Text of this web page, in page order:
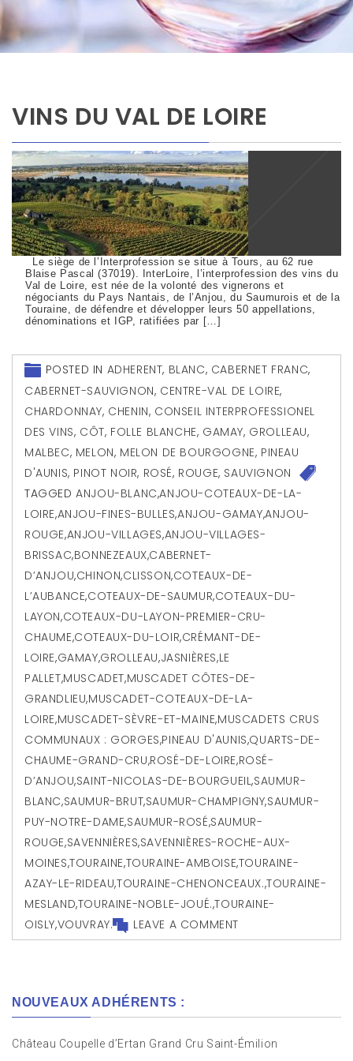
VINS DU VAL DE LOIRE
Le siège de l’Interprofession se situe à Tours, au 62 rue
Blaise Pascal (37019). InterLoire, l’interprofession des vins du
Val de Loire, est née de la volonté des vignerons et
négociants du Pays Nantais, de l’Anjou, du Saumurois et de la
Touraine, de défendre et développer leurs 50 appellations,
dénominations et IGP, ratifiées par […]
POSTED IN ADHERENT, BLANC, CABERNET FRANC,
CABERNET-SAUVIGNON, CENTRE-VAL DE LOIRE,
CHARDONNAY, CHENIN, CONSEIL INTERPROFESSIONEL
DES VINS, CÔT, FOLLE BLANCHE, GAMAY, GROLLEAU,
MALBEC, MELON, MELON DE BOURGOGNE, PINEAU
D'AUNIS, PINOT NOIR, ROSÉ, ROUGE, SAUVIGNON
TAGGEDANJOU-BLANC,ANJOU-COTEAUX-DE-LA-
LOIRE,ANJOU-FINES-BULLES,ANJOU-GAMAY,ANJOU-
ROUGE,ANJOU-VILLAGES,ANJOU-VILLAGES-
BRISSAC,BONNEZEAUX,CABERNET-
D’ANJOU,CHINON,CLISSON,COTEAUX-DE-
L’AUBANCE,COTEAUX-DE-SAUMUR,COTEAUX-DU-
LAYON,COTEAUX-DU-LAYON-PREMIER-CRU-
CHAUME,COTEAUX-DU-LOIR,CRÉMANT-DE-
LOIRE,GAMAY,GROLLEAU,JASNIÈRES,LE
PALLET,MUSCADET,MUSCADET CÔTES-DE-
GRANDLIEU,MUSCADET-COTEAUX-DE-LA-
LOIRE,MUSCADET-SÈVRE-ET-MAINE,MUSCADETS CRUS
COMMUNAUX : GORGES,PINEAU D'AUNIS,QUARTS-DE-
CHAUME-GRAND-CRU,ROSÉ-DE-LOIRE,ROSÉ-
D’ANJOU,SAINT-NICOLAS-DE-BOURGUEIL,SAUMUR-
BLANC,SAUMUR-BRUT,SAUMUR-CHAMPIGNY,SAUMUR-
PUY-NOTRE-DAME,SAUMUR-ROSÉ,SAUMUR-
ROUGE,SAVENNIÈRES,SAVENNIÈRES-ROCHE-AUX-
MOINES,TOURAINE,TOURAINE-AMBOISE,TOURAINE-
AZAY-LE-RIDEAU,TOURAINE-CHENONCEAUX.,TOURAINE-
MESLAND,TOURAINE-NOBLE-JOUÉ.,TOURAINE-
OISLY,VOUVRAY. LEAVE A COMMENT
NOUVEAUX ADHÉRENTS :
Château Coupelle d’Ertan Grand Cru Saint-Émilion